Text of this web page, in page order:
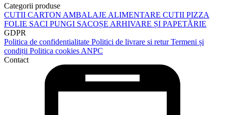
Categorii produse
CUTII CARTON AMBALAJE ALIMENTARE CUTII PIZZA
FOLIE SACI PUNGI SACOȘE ARHIVARE ȘI PAPETĂRIE
GDPR
Politica de confidentialitate Politici de livrare si returTermeni și
condiții Politica cookies ANPC
Contact